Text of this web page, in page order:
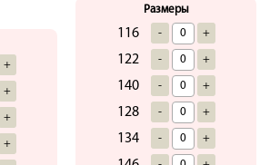
+
+
+
+
Размеры
116 - +
122 - +
140 - +
128 - +
134 - +